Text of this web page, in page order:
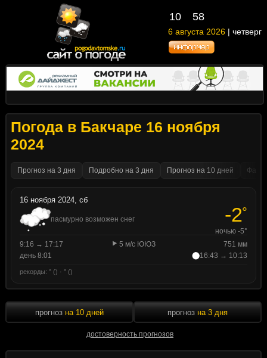
10 58
6 августа 2026 | четверг
Погода в Бакчаре 16 ноября
2024
Прогноз на 3 дня Подробно на 3 дня Прогноз на 10 дней
16 ноября 2024, сб
пасмурно возможен снег -2°
ночью -5°
9:16 → 17:17
5 м/с ЮЮЗ
751 мм
день 8:01
16:43 → 10:13
рекорды: ° () · ° ()
прогноз на 10 дней
достоверность прогнозов
прогноз на 3 дня